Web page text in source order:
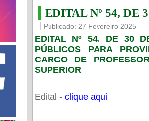
EDITAL Nº 54, DE
EDITAL Nº 54, DE 30
PÚBLICOS PARA
CARGO DE
SUPERIOR
clique aqui